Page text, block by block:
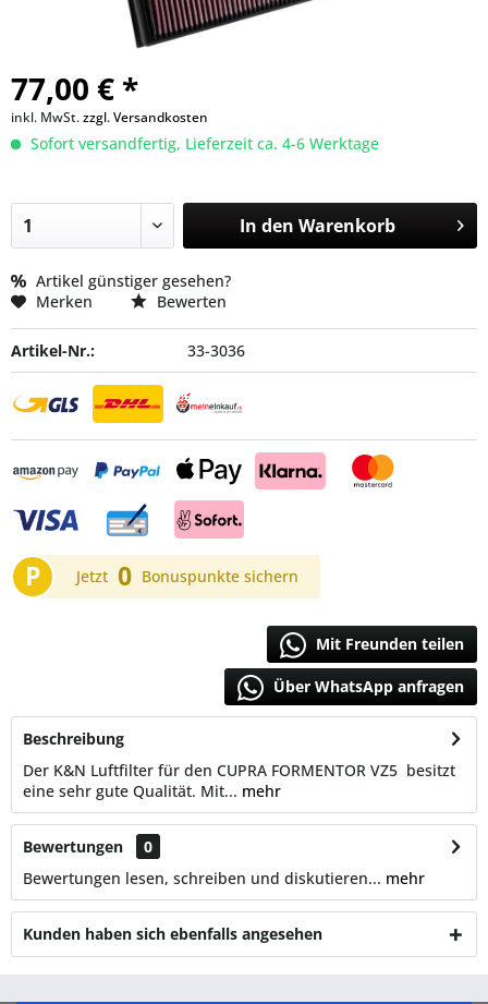
77,00 € *
inkl. MwSt.zzgl. Versandkosten
Sofort versandfertig, Lieferzeit ca. 4-6 Werktage
In den Warenkorb
Artikel günstiger gesehen?
Merken
Bewerten
Artikel-Nr.: 33-3036
P Jetzt 0 Bonuspunkte sichern
Mit Freunden teilen
Über WhatsApp anfragen
Beschreibung
Der K&N Luftfilter für den CUPRA FORMENTOR VZ5 besitzt
eine sehr gute Qualität. Mit... mehr
Bewertungen
0
Bewertungen lesen, schreiben und diskutieren... mehr
Kunden haben sich ebenfalls angesehen